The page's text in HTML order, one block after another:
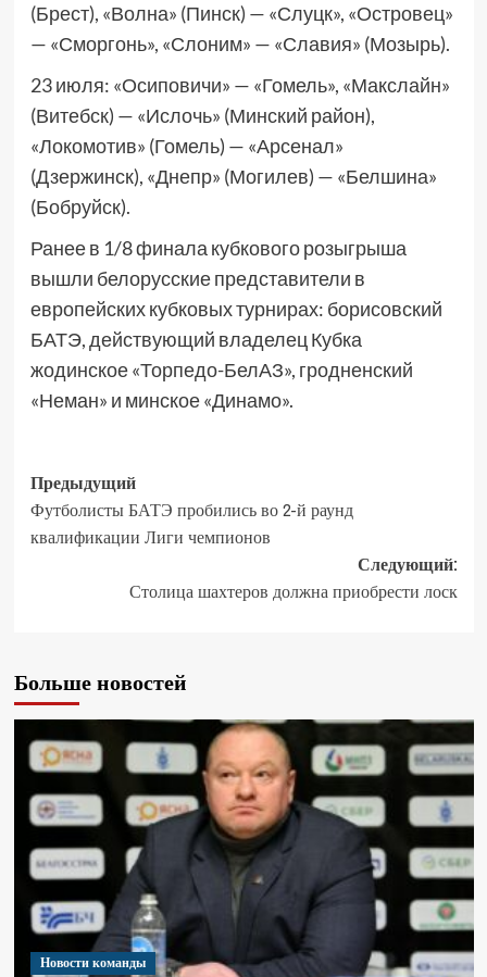
(Брест), «Волна» (Пинск) — «Слуцк», «Островец»
— «Сморгонь», «Слоним» — «Славия» (Мозырь).
23 июля: «Осиповичи» — «Гомель», «Макслайн»
(Витебск) — «Ислочь» (Минский район),
«Локомотив» (Гомель) — «Арсенал»
(Дзержинск), «Днепр» (Могилев) — «Белшина»
(Бобруйск).
Ранее в 1/8 финала кубкового розыгрыша
вышли белорусские представители в
европейских кубковых турнирах: борисовский
БАТЭ, действующий владелец Кубка
жодинское «Торпедо-БелАЗ», гродненский
«Неман» и минское «Динамо».
Предыдущий
Футболисты БАТЭ пробились во 2-й раунд
квалификации Лиги чемпионов
Следующий:
Столица шахтеров должна приобрести лоск
Больше новостей
Новости команды